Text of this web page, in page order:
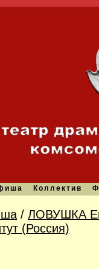
Коллектив
/ ЛОВУШКА
(Россия)